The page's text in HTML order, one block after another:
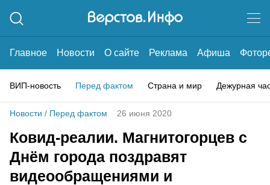
Главное Новости О сайте Реклама Афиша
ВИП-новость Перед фактом Страна и мир Дежурная
Новости / Перед фактом 26 июня 2020
Ковид-реалии. Магнитогорцев с
Днём города поздравят
видеообращениями и